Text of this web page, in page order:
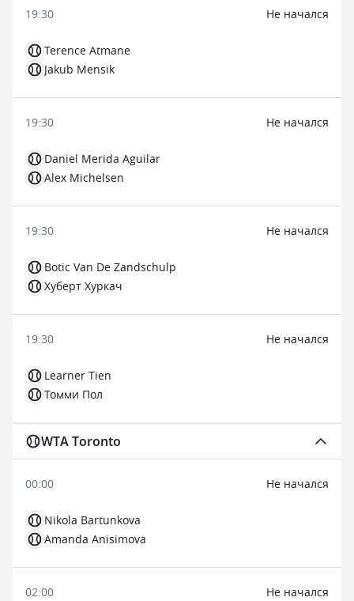
19:30
Terence Atmane
Jakub Mensik
Не начался
19:30
Daniel Merida Aguilar
Alex Michelsen
Не начался
19:30
Botic Van De Zandschulp
Хуберт Хуркач
Не начался
19:30
Learner Tien
Томми Пол
Не начался
WTA Toronto
00:00
Nikola Bartunkova
Amanda Anisimova
Не начался
02:00 Не начался